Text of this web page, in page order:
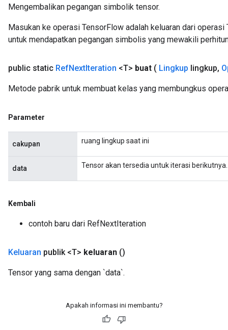
Mengembalikan pegangan simbolik tensor.
Masukan ke operasi TensorFlow adalah keluaran dari
untuk mendapatkan pegangan simbolis yang mewakili
public static RefNextIteration <T> buat ( Lingkup lingkup,
Metode pabrik untuk membuat kelas yang membungkus
Parameter
cakupan ruang lingkup saat ini
data Tensor akan tersedia untuk iterasi berikutnya.
Kembali
contoh baru dari RefNextIteration
Keluaran publik <T> keluaran ()
Tensor yang sama dengan `data`.
Apakah informasi ini membantu?